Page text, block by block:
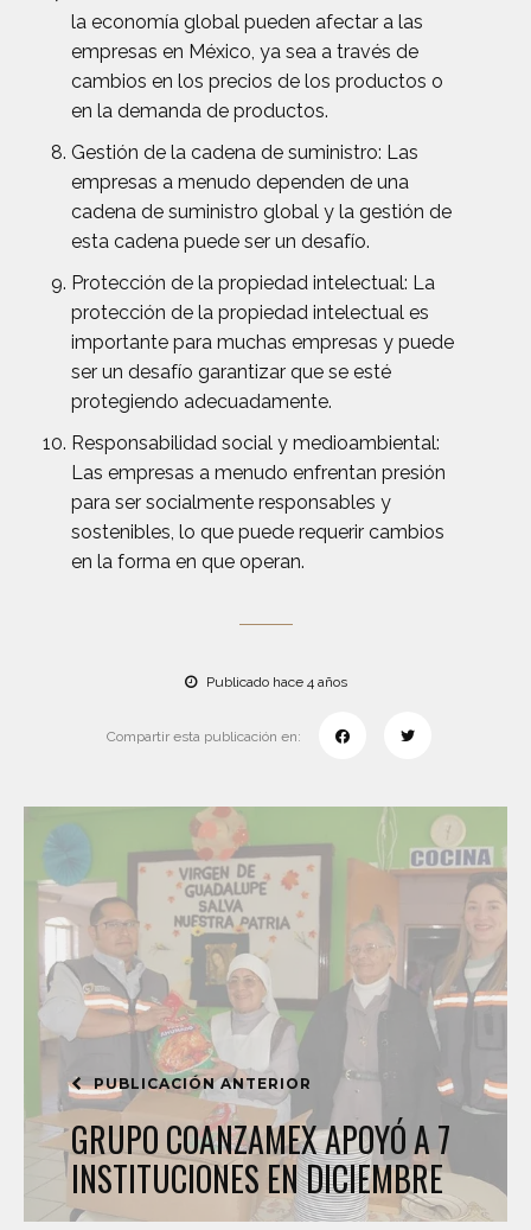
la economía global pueden afectar a las
empresas en México, ya sea a través de
cambios en los precios de los productos o
en la demanda de productos.
Gestión de la cadena de suministro: Las
empresas a menudo dependen de una
cadena de suministro global y la gestión de
esta cadena puede ser un desafío.
Protección de la propiedad intelectual: La
protección de la propiedad intelectual es
importante para muchas empresas y puede
ser un desafío garantizar que se esté
protegiendo adecuadamente.
Responsabilidad social y medioambiental:
Las empresas a menudo enfrentan presión
para ser socialmente responsables y
sostenibles, lo que puede requerir cambios
en la forma en que operan.
Publicado hace 4 años
Compartir esta publicación en:
PUBLICACIÓN ANTERIOR
GRUPO COANZAMEX APOYÓ A 7
INSTITUCIONES EN DICIEMBRE